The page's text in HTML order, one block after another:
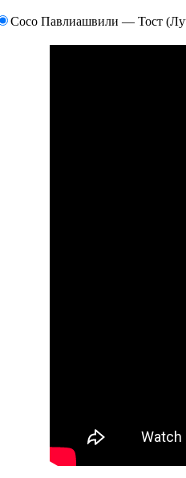
Сосо Павлиашвили — Тост